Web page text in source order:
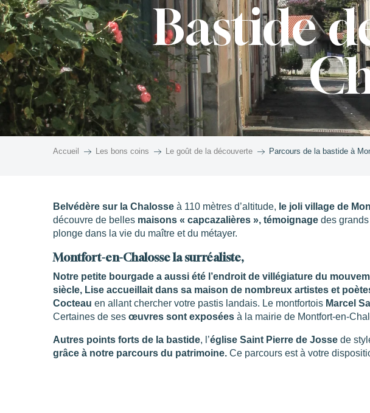
Bastide
Accueil Les bons coins Le goût de la découverte Parcours de la bastide à
Belvédère sur la Chalosse à 110 mètres d’altitude, le joli village de
découvre de belles maisons « capcazalières », témoignage des
plonge dans la vie du maître et du métayer.
Montfort-en-Chalosse la surréaliste,
Notre petite bourgade a aussi été l’endroit de villégiature du
siècle, Lise accueillait dans sa maison de nombreux artistes et
Cocteau en allant chercher votre pastis landais. Le montfortois Marcel
Certaines de ses œuvres sont exposées à la mairie de Montfort-en-
Autres points forts de la bastide, l’église Saint Pierre de Josse de
grâce à notre parcours du patrimoine. Ce parcours est à votre